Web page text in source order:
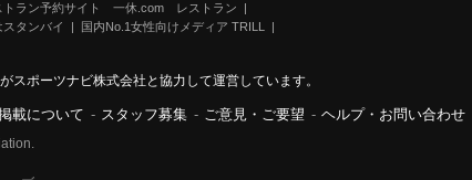
トラン予約サイト 一休.com レストラン
タンバイ
国内No.1女性向けメディア TRILL
ポーツナビ株式会社と協力して運営しています。
載について - スタッフ募集 - ご意見・ご要望 - ヘルプ・お問い合わせ